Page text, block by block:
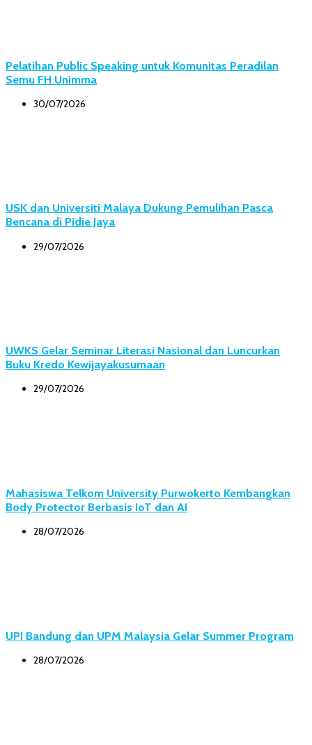
Pelatihan Public Speaking untuk Komunitas Peradilan
Semu FH Unimma
30/07/2026
USK dan Universiti Malaya Dukung Pemulihan Pasca
Bencana di Pidie Jaya
29/07/2026
UWKS Gelar Seminar Literasi Nasional dan Luncurkan
Buku Kredo Kewijayakusumaan
29/07/2026
Mahasiswa Telkom University Purwokerto Kembangkan
Body Protector Berbasis IoT dan AI
28/07/2026
UPI Bandung dan UPM Malaysia Gelar Summer Program
28/07/2026